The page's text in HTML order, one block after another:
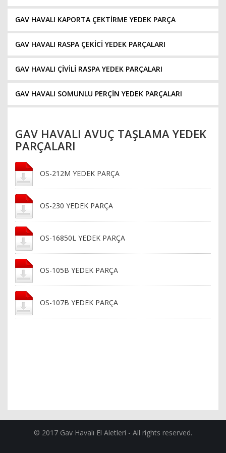
GAV HAVALI KAPORTA ÇEKTİRME YEDEK PARÇA
GAV HAVALI RASPA ÇEKİCİ YEDEK PARÇALARI
GAV HAVALI ÇİVİLİ RASPA YEDEK PARÇALARI
GAV HAVALI SOMUNLU PERÇİN YEDEK PARÇALARI
GAV HAVALI AVUÇ TAŞLAMA YEDEK
PARÇALARI
OS-212M YEDEK PARÇA
OS-230 YEDEK PARÇA
OS-16850L YEDEK PARÇA
OS-105B YEDEK PARÇA
OS-107B YEDEK PARÇA
© 2017 Gav Havalı El Aletleri - All rights reserved.